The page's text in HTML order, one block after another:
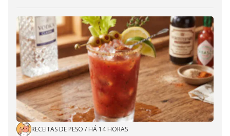
RECEITAS DE PESO / HÁ 14 HORAS